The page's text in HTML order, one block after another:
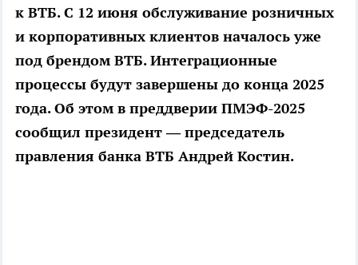
к ВТБ. С 12 июня обслуживание розничных
и корпоративных клиентов началось уже
под брендом ВТБ. Интеграционные
процессы будут завершены до конца 2025
года. Об этом в преддверии ПМЭФ-2025
сообщил президент — председатель
правления банка ВТБ Андрей Костин.